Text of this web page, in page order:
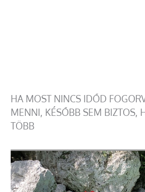
HA MOST NINCS IDŐD
MENNI, KÉSŐBB SEM BIZTOS,
TÖBB